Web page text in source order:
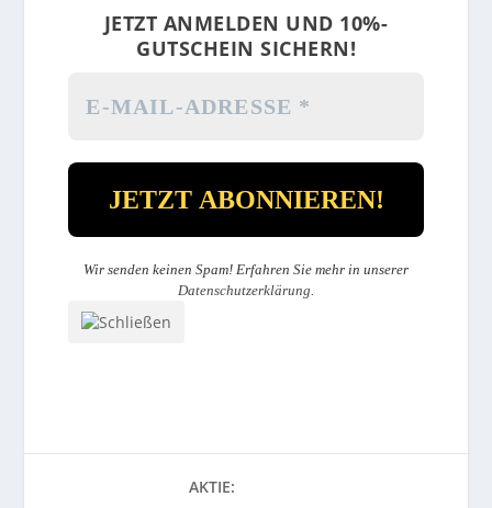
JETZT ANMELDEN UND 10%-
GUTSCHEIN SICHERN!
Wir senden keinen Spam! Erfahren Sie mehr in unserer
Datenschutzerklärung
AKTIE: